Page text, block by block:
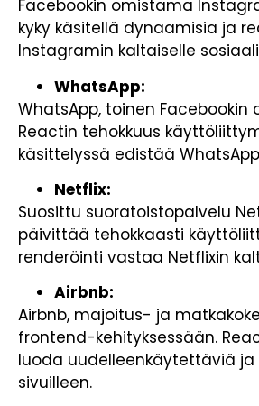
Facebookin omistama
kyky käsitellä dynaamisia ja
Instagramin kaltaiselle
WhatsApp:
WhatsApp, toinen
Reactin tehokkuus
käsittelyssä edistää
Netflix:
Suosittu suoratoistopalvelu
päivittää tehokkaasti
renderöinti vastaa Netflixin
Airbnb:
Airbnb, majoitus- ja
frontend-kehityksessään.
luoda uudelleenkäytettäviä
sivuilleen.